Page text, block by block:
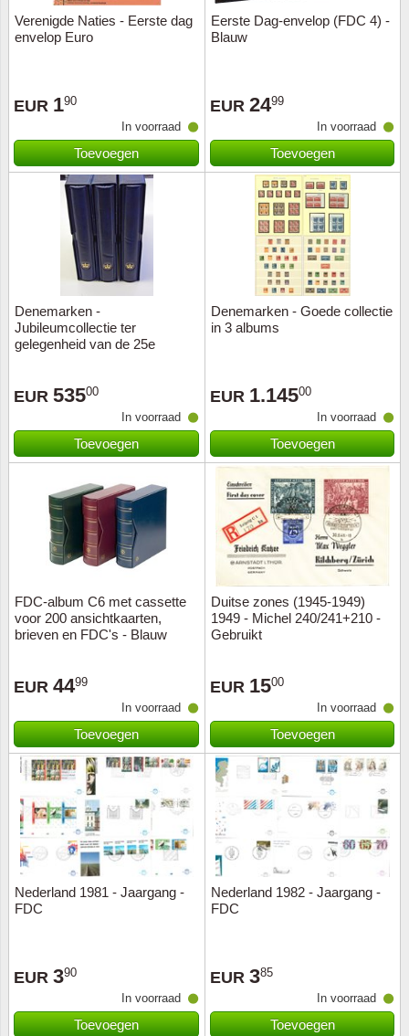
Verenigde Naties - Eerste dag
envelop Euro
EUR 190
In voorraad
Toevoegen
Eerste Dag-envelop (FDC 4) -
Blauw
EUR 2499
In voorraad
Toevoegen
Denemarken -
Jubileumcollectie ter
gelegenheid van de 25e
EUR 53500
In voorraad
Toevoegen
Denemarken - Goede collectie
in 3 albums
EUR 1.14500
In voorraad
Toevoegen
FDC-album C6 met cassette
voor 200 ansichtkaarten,
brieven en FDC's - Blauw
EUR 4499
In voorraad
Toevoegen
Duitse zones (1945-1949)
1949 - Michel 240/241+210 -
Gebruikt
EUR 1500
In voorraad
Toevoegen
Nederland 1981 - Jaargang -
FDC
EUR 390
In voorraad
Toevoegen
Nederland 1982 - Jaargang -
FDC
EUR 385
In voorraad
Toevoegen